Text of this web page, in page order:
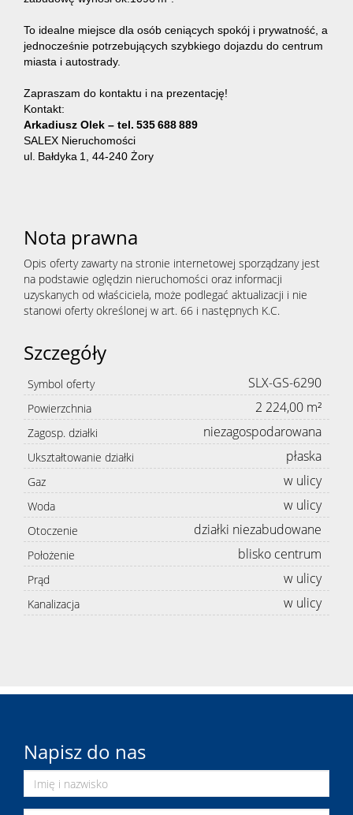
To idealne miejsce dla osób ceniących spokój i prywatność, a
jednocześnie potrzebujących szybkiego dojazdu do centrum
miasta i autostrady.
Zapraszam do kontaktu i na prezentację!
Kontakt:
Arkadiusz Olek – tel. 535 688 889
SALEX Nieruchomości
ul. Bałdyka 1, 44‑240 Żory
Nota prawna
Opis oferty zawarty na stronie internetowej sporządzany jest
na podstawie oględzin nieruchomości oraz informacji
uzyskanych od właściciela, może podlegać aktualizacji i nie
stanowi oferty określonej w art. 66 i następnych K.C.
Szczegóły
Symbol oferty SLX-GS-6290
Powierzchnia 2 224,00 m²
Zagosp. działki niezagospodarowana
Ukształtowanie działki płaska
Gaz w ulicy
Woda w ulicy
Otoczenie działki niezabudowane
Położenie blisko centrum
Prąd w ulicy
Kanalizacja w ulicy
Napisz do nas